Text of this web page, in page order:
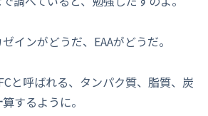
インがどうだ、EAAがどうだ。
と呼ばれる、タンパク質、脂質、炭
するように。